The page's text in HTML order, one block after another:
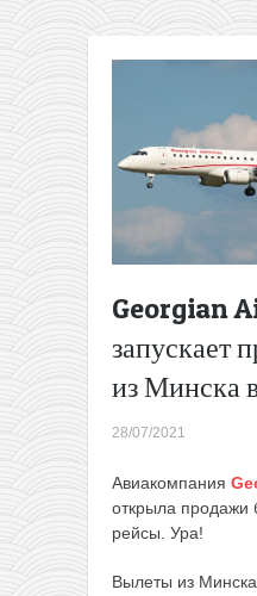
Georgian
запускает
из Минска
28/07/2021
Авиакомпания
открыла продажи
рейсы. Ура!
Вылеты из